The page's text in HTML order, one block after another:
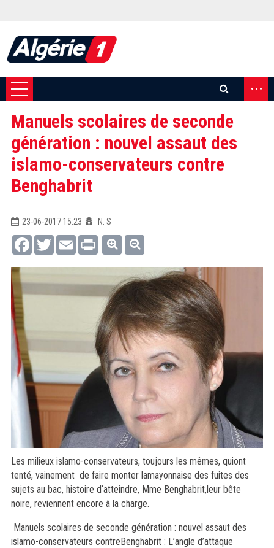
...
Manuels scolaires de seconde
génération : nouvel assaut des
islamo-conservateurs contre
Benghabrit
23-06-2017 15:23
N. S
FacebookTwitterEmail Print
Les milieux islamo-conservateurs, toujours les mêmes, quiont
tenté, vainement de faire monter lamayonnaise des fuites des
sujets au bac, histoire d‘atteindre, Mme Benghabrit,leur bête
noire, reviennent encore à la charge.
Manuels scolaires de seconde génération : nouvel assaut des
islamo-conservateurs contreBenghabrit : L’angle d’attaque